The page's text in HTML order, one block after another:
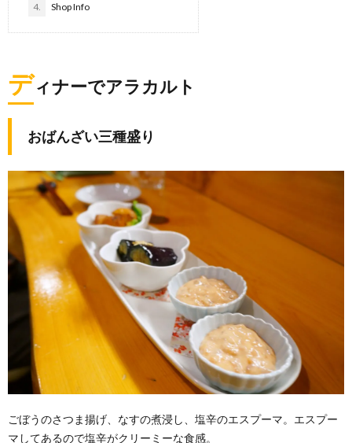
4. Shop Info
ディナーでアラカルト
おばんざい三種盛り
ごぼうのさつま揚げ、なすの煮浸し、塩辛のエスプーマ。エスプー
マしてあるので塩辛がクリーミーな食感。